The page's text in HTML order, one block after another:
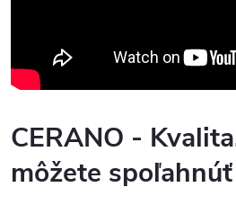
CERANO -
môžete spoľahnúť